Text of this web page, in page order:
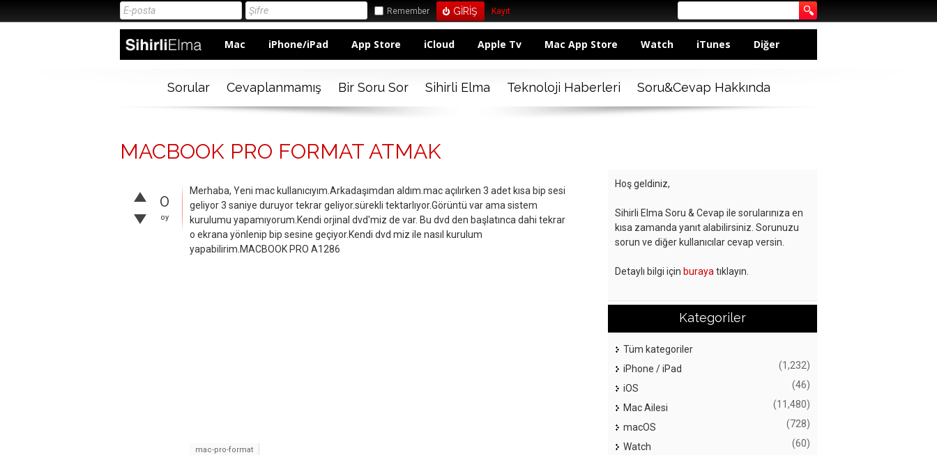
Remember Kayıt
Mac iPhone/iPad App Store iCloud Apple Tv Mac App Store Watch iTunes Diğer
Sorular Cevaplanmamış Bir Soru Sor Sihirli Elma Teknoloji Haberleri Soru&Cevap Hakkında
MACBOOK PRO FORMAT ATMAK
0
oy
Merhaba, Yeni mac kullanıcıyım.Arkadaşımdan aldım.mac açılırken 3 adet kısa bip sesi
geliyor 3 saniye duruyor tekrar geliyor.sürekli tektarlıyor.Görüntü var ama sistem
kurulumu yapamıyorum.Kendi orjinal dvd'miz de var. Bu dvd den başlatınca dahi tekrar
o ekrana yönlenip bip sesine geçiyor.Kendi dvd miz ile nasıl kurulum
yapabilirim.MACBOOK PRO A1286
mac-pro-format
Hoş geldiniz,
Sihirli Elma Soru & Cevap ile sorularınıza en
kısa zamanda yanıt alabilirsiniz. Sorunuzu
sorun ve diğer kullanıcılar cevap versin.
Detaylı bilgi için buraya tıklayın.
Kategoriler
Tüm kategoriler
iPhone / iPad
(1,232)
iOS (46)
Mac Ailesi (11,480)
macOS (728)
Watch (60)